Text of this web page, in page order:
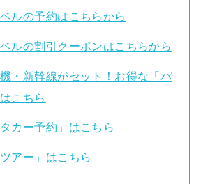
ルの予約はこちらから
ルの割引クーポンはこちらから
・新幹線がセット！お得な「パ
こちら
カー予約」はこちら
アー」はこちら